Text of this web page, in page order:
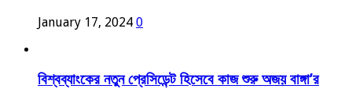
January 17, 2024 0
বিশ্বব্যাংকের নতুন প্রেসিডেন্ট হিসেবে কাজ শুরু অজয় বাঙ্গা’র